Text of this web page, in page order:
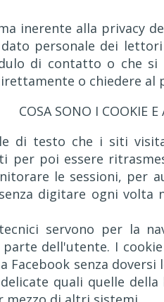
inerente alla privacy
personale dei
di contatto o che si
o chiedere al
COSA SONO I COOKIE E
di testo che i siti
per poi essere
le sessioni, per
digitare ogni volta
servono per la
dell'utente. I
Facebook senza
quali quelle